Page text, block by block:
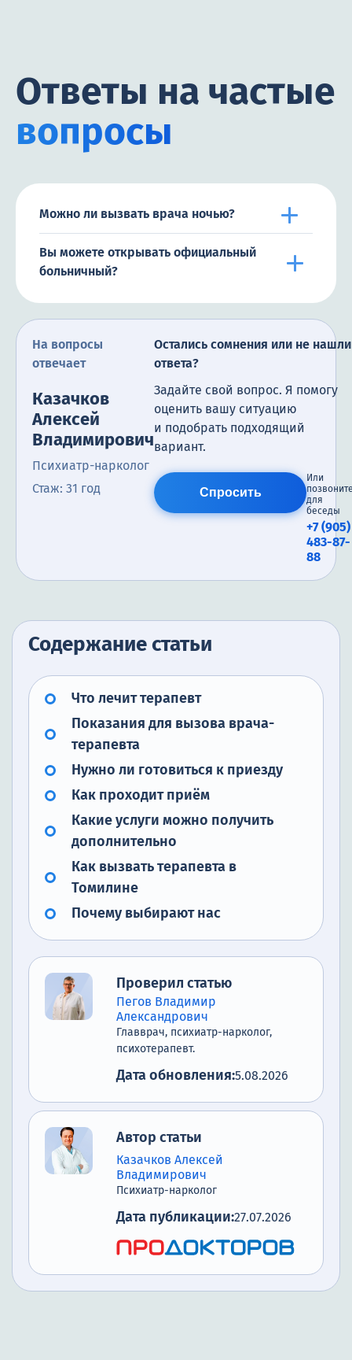
Ответы на частые
вопросы
Можно ли вызвать врача ночью?
Вы можете открывать официальный
больничный?
На вопросы
отвечает
Казачков
Алексей
Владимирович
Психиатр-нарколог
Стаж: 31 год
Остались сомнения или не нашли
ответа?
Задайте свой вопрос. Я помогу
оценить вашу ситуацию
и подобрать подходящий
вариант.
Спросить
Или
для
беседы
+7 (905)
483-87-
88
Содержание статьи
Что лечит терапевт
Показания для вызова врача-
терапевта
Нужно ли готовиться к приезду
Как проходит приём
Какие услуги можно получить
дополнительно
Как вызвать терапевта в
Томилине
Почему выбирают нас
Проверил статью
Пегов Владимир
Александрович
Главврач, психиатр-нарколог,
психотерапевт.
Дата обновления:5.08.2026
Автор статьи
Казачков Алексей
Владимирович
Психиатр-нарколог
Дата публикации:27.07.2026